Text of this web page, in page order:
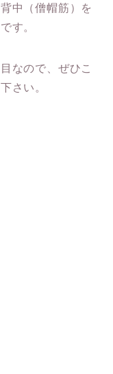
中（僧帽筋）を
す。
なので、ぜひこ
さい。